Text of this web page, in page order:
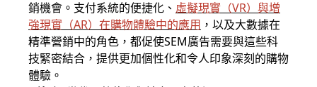
銷機會。支付系統的便捷化、 虛擬現實（VR）與增
強現實（AR）在購物體驗中的應用 ，以及大數據在
精準營銷中的角色，都促使SEM廣告需要與這些科
技緊密結合，提供更加個性化和令人印象深刻的購物
體驗。